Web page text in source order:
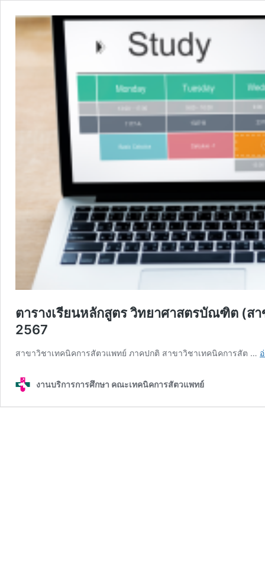
ตารางเรียนหลักสูตร วิทยาศาสตรบัณฑิต (ส
2567
สาขาวิชาเทคนิคการสัตวแพทย์ ภาคปกติ สาขาวิชาเทคนิคการสัต …
งานบริการการศึกษา คณะเทคนิคการสัตวแพทย์